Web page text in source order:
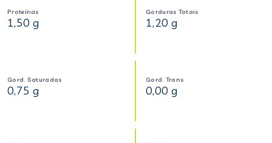
Proteínas
1,50 g
Gorduras Totais
1,20 g
Gord. Saturadas
0,75 g
Gord. Trans
0,00 g